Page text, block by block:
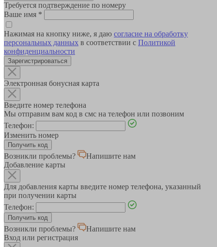
Требуется подтверждение по номеру
Ваше имя *
Нажимая на кнопку ниже, я даю согласие на обработку
персональных данных в соответствии с Политикой
конфиденциальности
Зарегистрироваться
Электронная бонусная карта
Введите номер телефона
Мы отправим вам код в смс на телефон или позвоним
Телефон:
Изменить номер
Возникли проблемы?
Напишите нам
Добавление карты
Для добавления карты введите номер телефона, указанный
при получении карты
Телефон:
Возникли проблемы?
Напишите нам
Вход или регистрация